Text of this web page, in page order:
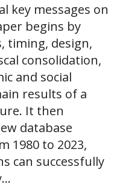
key messages on
begins by
timing, design,
consolidation,
and social
results of a
It then
database
1980 to 2023,
can successfully